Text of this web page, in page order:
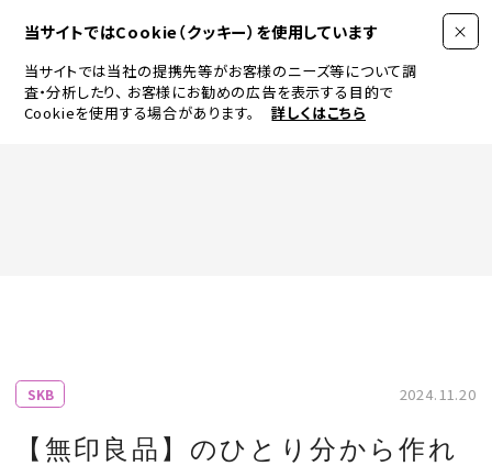
当サイトではCookie（クッキー）を使用しています
当サイトでは当社の提携先等がお客様のニーズ等について調
査・分析したり、 お客様にお勧めの広告を表示する目的で
Cookieを使用する場合があります。
詳しくはこちら
JEWELRY & WATCH
LIFESTYLE
SKB 2024.11.20
【無印良品】のひとり分から作れ